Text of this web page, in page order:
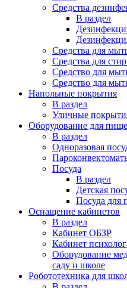
Средства
В раздел
Средства для
Средства для
Средство для
Средство для
Напольные покрытия
В раздел
Уличные
Оборудование для
В раздел
Одноразовая
Посуда
В раздел
Детская
Посуда для
Оснащение кабинетов
В раздел
Кабинет ОБЗР
Кабинет
Оборудование
саду и школе
Робототехника для